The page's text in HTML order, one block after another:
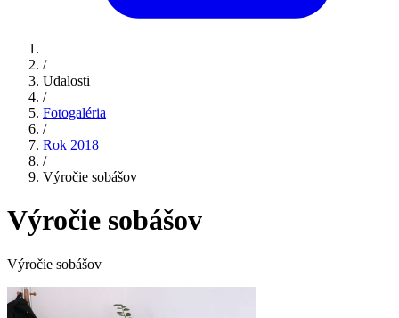
/
Udalosti
/
Fotogaléria
/
Rok 2018
/
Výročie sobášov
Výročie sobášov
Výročie sobášov